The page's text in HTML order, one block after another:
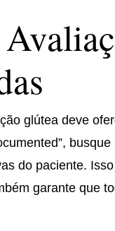
glútea deve
do paciente.
garante que